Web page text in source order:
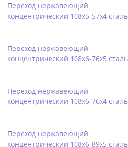
Переход нержавеющий
концентрический 108х5-57х4 сталь
Переход нержавеющий
концентрический 108х6-76х5 сталь
Переход нержавеющий
концентрический 108х6-76х4 сталь
Переход нержавеющий
концентрический 108х6-89х5 сталь